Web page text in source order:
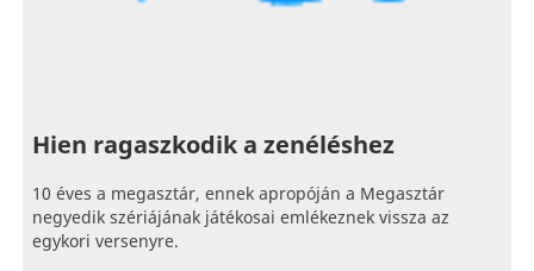
Hien ragaszkodik a zenéléshez
10 éves a megasztár, ennek apropóján a Megasztár
negyedik szériájának játékosai emlékeznek vissza az
egykori versenyre.